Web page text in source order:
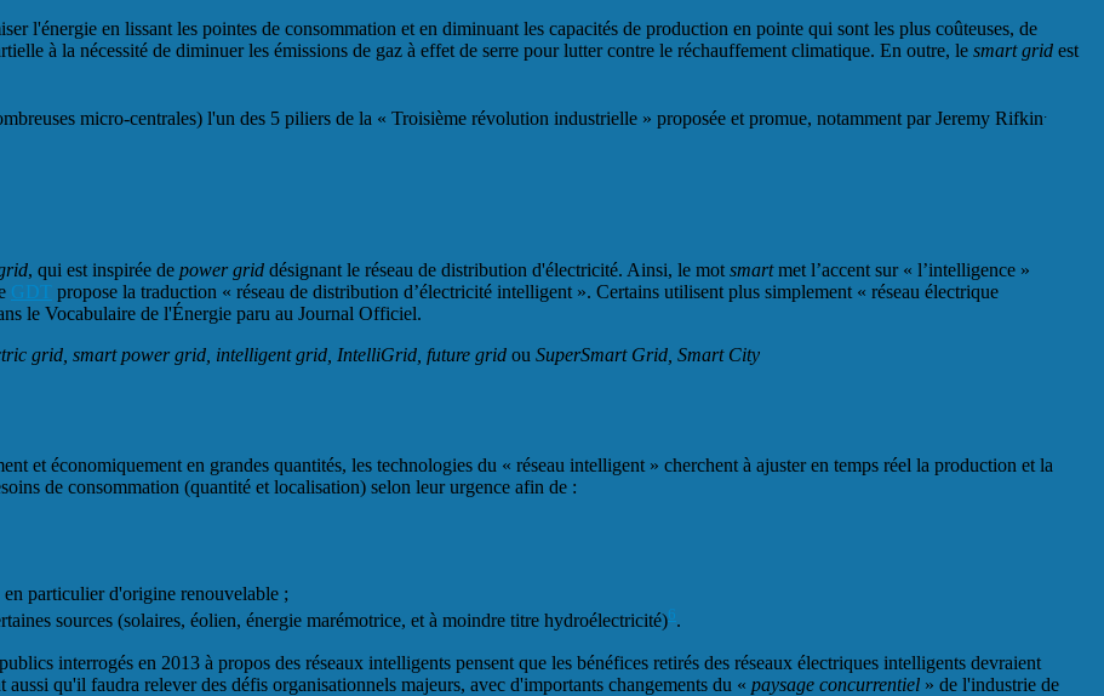
l'énergie en lissant les pointes de consommation et en diminuant les capacités de production en pointe qui sont les plus coûteuses, de
à la nécessité de diminuer les émissions de gaz à effet de serre pour lutter contre le réchauffement climatique. En outre, le smart grid est
micro-centrales) l'un des 5 piliers de la « Troisième révolution industrielle » proposée et promue, notamment par Jeremy Rifkin.
, qui est inspirée de power grid désignant le réseau de distribution d'électricité. Ainsi, le mot smartmet l’accent sur « l’intelligence »
GDT propose la traduction « réseau de distribution d’électricité intelligent ». Certains utilisent plus simplement « réseau électrique
le Vocabulaire de l'Énergie paru au Journal Officiel.
grid, smart power grid, intelligent grid, IntelliGrid, future grid ou SuperSmart Grid , Smart City
et économiquement en grandes quantités, les technologies du « réseau intelligent » cherchent à ajuster en temps réel la production et la
de consommation (quantité et localisation) selon leur urgence afin de :
particulier d'origine renouvelable ;
sources (solaires, éolien, énergie marémotrice, et à moindre titre hydroélectricité)6.
interrogés en 2013 à propos des réseaux intelligents pensent que les bénéfices retirés des réseaux électriques intelligents devraient
aussi qu'il faudra relever des défis organisationnels majeurs, avec d'importants changements du « paysage concurrentiel » de l'industrie de